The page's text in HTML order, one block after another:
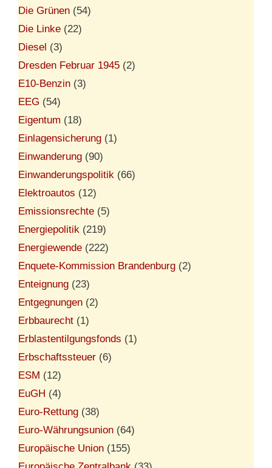
Die Grünen (54)
Die Linke (22)
Diesel (3)
Dresden Februar 1945 (2)
E10-Benzin (3)
EEG (54)
Eigentum (18)
Einlagensicherung (1)
Einwanderung (90)
Einwanderungspolitik (66)
Elektroautos (12)
Emissionsrechte (5)
Energiepolitik (219)
Energiewende (222)
Enquete-Kommission Brandenburg (2)
Enteignung (23)
Entgegnungen (2)
Erbbaurecht (1)
Erblastentilgungsfonds (1)
Erbschaftssteuer (6)
ESM (12)
EuGH (4)
Euro-Rettung (38)
Euro-Währungsunion (64)
Europäische Union (155)